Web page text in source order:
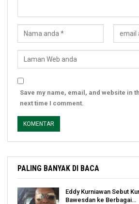
Save my name, email, and website in
next time I comment.
PALING BANYAK DI BACA
Eddy Kurniawan Sebut
Bawesdan ke Berbagai…